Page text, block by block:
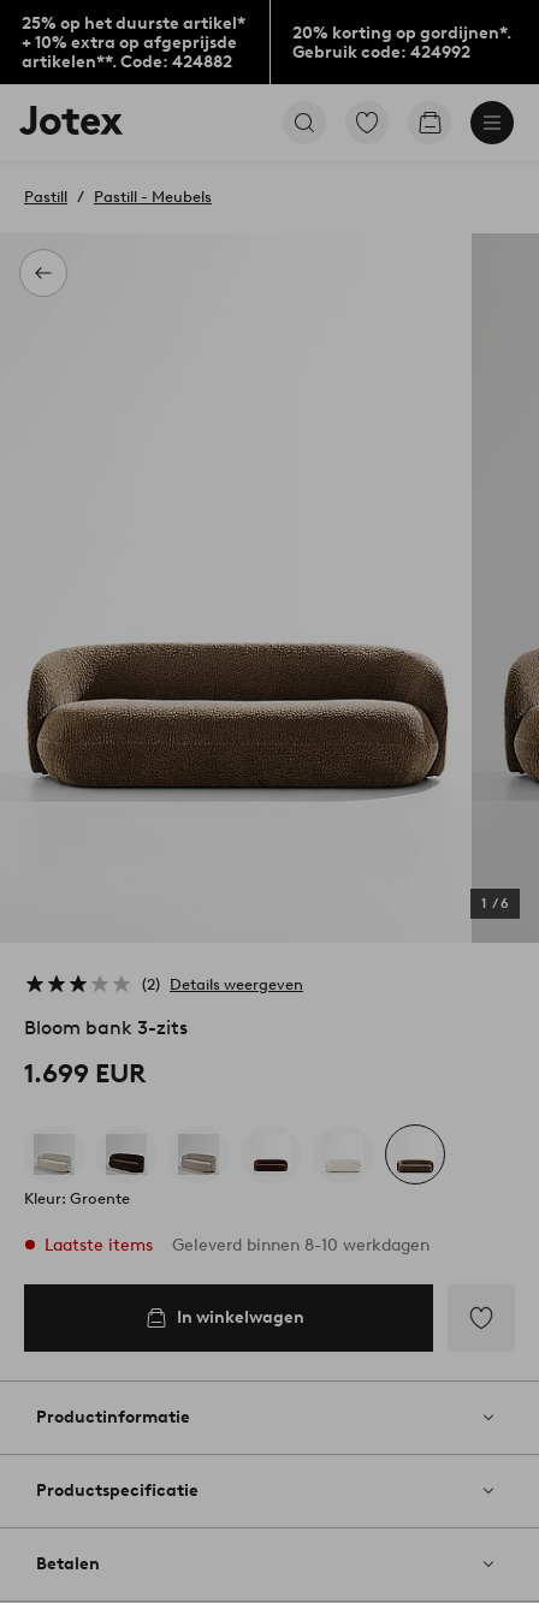
25% op het duurste artikel*
+ 10% extra op afgeprijsde
artikelen**. Code: 424882
20% korting op gordijnen*.
Gebruik code: 424992
Jotex
logo
to
home
page
Ga
Go
Terug
Pastill Pastill - Meubels
1 /6
2 Details weergeven
Bloom bank 3-zits
1.699 EUR
Kleur: Groente
Laatste items Geleverd binnen 8-10 werkdagen
In winkelwagen
aan
Productinformatie
Productspecificatie
Betalen